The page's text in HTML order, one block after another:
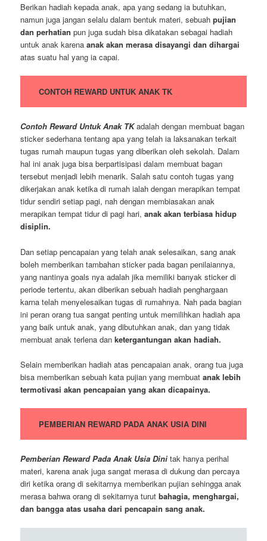
Berikan hadiah kepada anak, apa yang sedang ia butuhkan,
namun juga jangan selalu dalam bentuk materi, sebuahpujian
dan perhatianpun juga sudah bisa dikatakan sebagai hadiah
untuk anak karenaanak akan merasa disayangi dan dihargai
atas suatu hal yang ia capai.
CONTOH REWARD UNTUK ANAK TK
Contoh Reward Untuk Anak TKadalah dengan membuat bagan
sticker sederhana tentang apa yang telah ia laksanakan terkait
tugas rumah maupun tugas yang diberikan oleh sekolah. Dalam
hal ini anak juga bisa berpartisipasi dalam membuat bagan
tersebut menjadi lebih menarik. Salah satu contoh tugas yang
dikerjakan anak ketika di rumah ialah dengan merapikan tempat
tidur sendiri setiap pagi, nah dengan membiasakan anak
merapikan tempat tidur di pagi hari,anak akan terbiasa hidup
disiplin.
Dan setiap pencapaian yang telah anak selesaikan, sang anak
boleh memberikan tambahan sticker pada bagan penilaiannya,
yang nantinya goals nya adalah jika memiliki banyak sticker di
periode tertentu, akan diberikan sebuah hadiah penghargaan
karna telah menyelesaikan tugas di rumahnya. Nah pada bagian
ini peran orang tua sangat penting untuk memilihkan hadiah apa
yang baik untuk anak, yang dibutuhkan anak, dan yang tidak
membuat anak terlena danketergantungan akan hadiah.
Selain memberikan hadiah atas pencapaian anak, orang tua juga
bisa memberikan sebuah kata pujian yang membuatanak lebih
termotivasi akan pencapaian yang akan dicapainya.
PEMBERIAN REWARD PADA ANAK USIA DINI
Pemberian Reward Pada Anak Usia Dini tak hanya perihal
materi, karena anak juga sangat merasa di dukung dan percaya
diri ketika orang di sekitarnya memberikan pujian sehingga anak
merasa bahwa orang di sekitarnya turutbahagia, menghargai,
dan bangga atas usaha dari pencapain sang anak.